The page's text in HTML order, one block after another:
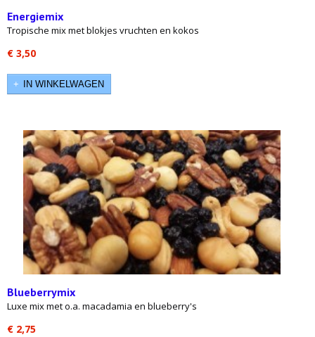
Energiemix
Tropische mix met blokjes vruchten en kokos
€ 3,50
IN WINKELWAGEN
Blueberrymix
Luxe mix met o.a. macadamia en blueberry's
€ 2,75